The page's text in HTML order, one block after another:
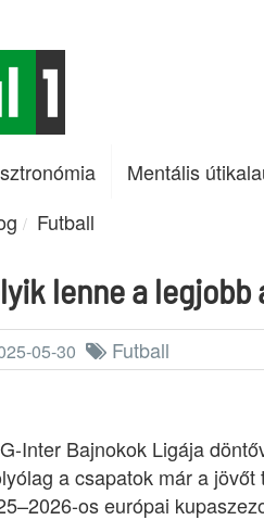
Mentális
Futball
lenne a
05-30 Futball
Inter Bajnokok Ligája
a csapatok már a
os európai